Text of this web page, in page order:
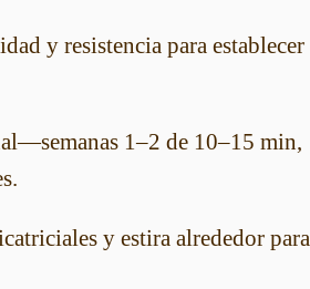
y resistencia para establecer
1–2 de 10–15 min,
y estira alrededor para